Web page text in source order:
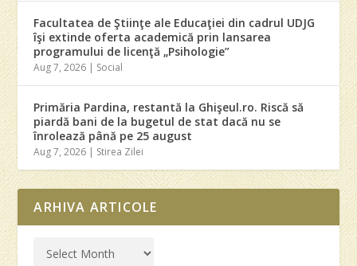
Facultatea de Ştiinţe ale Educaţiei din cadrul UDJG
îşi extinde oferta academică prin lansarea
programului de licenţă „Psihologie”
Aug 7, 2026 | Social
Primăria Pardina, restantă la Ghişeul.ro. Riscă să
piardă bani de la bugetul de stat dacă nu se
înrolează până pe 25 august
Aug 7, 2026 | Stirea Zilei
ARHIVA ARTICOLE